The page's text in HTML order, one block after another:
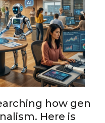
how gen
Here is